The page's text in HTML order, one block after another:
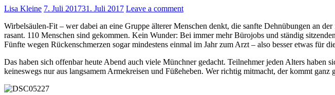
Lisa Kleine 7. Juli 201731. Juli 2017 Leave a comment
Wirbelsäulen-Fit – wer dabei an eine Gruppe älterer Menschen denkt, die sanfte Dehnübungen an
rasant. 110 Menschen sind gekommen. Kein Wunder: Bei immer mehr Bürojobs und ständig
Fünfte wegen Rückenschmerzen sogar mindestens einmal im Jahr zum Arzt – also besser etwas für
Das haben sich offenbar heute Abend auch viele Münchner gedacht. Teilnehmer jeden Alters haben
keineswegs nur aus langsamem Armekreisen und Füßeheben. Wer richtig mitmacht, der kommt